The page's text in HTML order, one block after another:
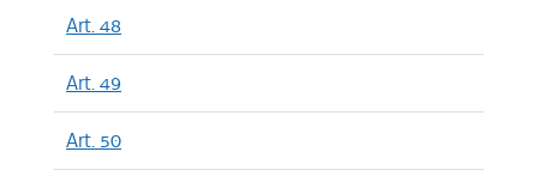
Art. 48
Art. 49
Art. 50